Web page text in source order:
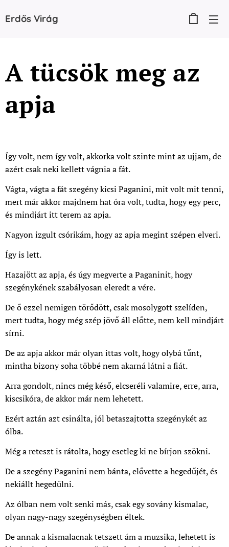
Erdős Virág
A tücsök meg az
apja
Így volt, nem így volt, akkorka volt szinte mint az ujjam, de
azért csak neki kellett vágnia a fát.
Vágta, vágta a fát szegény kicsi Paganini, mit volt mit tenni,
mert már akkor majdnem hat óra volt, tudta, hogy egy perc,
és mindjárt itt terem az apja.
Nagyon izgult csórikám, hogy az apja megint szépen elveri.
Így is lett.
Hazajött az apja, és úgy megverte a Paganinit, hogy
szegénykének szabályosan eleredt a vére.
De ő ezzel nemigen törődött, csak mosolygott szelíden,
mert tudta, hogy még szép jövő áll előtte, nem kell mindjárt
sírni.
De az apja akkor már olyan ittas volt, hogy olybá tűnt,
mintha bizony soha többé nem akarná látni a fiát.
Arra gondolt, nincs még késő, elcseréli valamire, erre, arra,
kiscsikóra, de akkor már nem lehetett.
Ezért aztán azt csinálta, jól betaszajtotta szegénykét az
ólba.
Még a reteszt is rátolta, hogy esetleg ki ne bírjon szökni.
De a szegény Paganini nem bánta, elővette a hegedűjét, és
nekiállt hegedülni.
Az ólban nem volt senki más, csak egy sovány kismalac,
olyan nagy-nagy szegénységben éltek.
De annak a kismalacnak tetszett ám a muzsika, lehetett is